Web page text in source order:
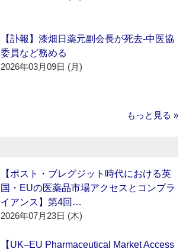
【訃報】漆畑日薬元副会長が死去‐中医協
委員など務める
2026年03月09日 (月)
もっと見る »
【ポスト・ブレグジット時代における英
国・EUの医薬品市場アクセスとコンプラ
イアンス】第4回…
2026年07月23日 (木)
【UK–EU Pharmaceutical Market Access